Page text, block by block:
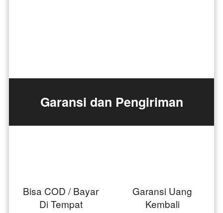
Garansi dan Pengiriman
Bisa COD / Bayar
Di Tempat
Garansi Uang
Kembali